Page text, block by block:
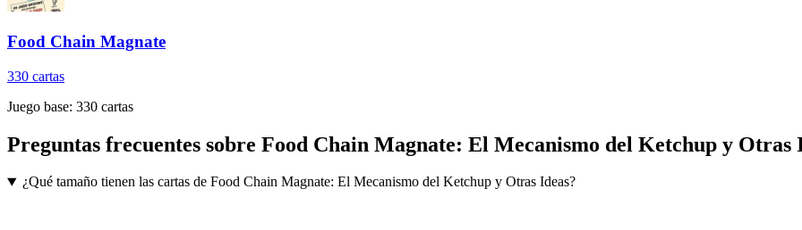
Food Chain Magnate
330 cartas
Juego base: 330 cartas
Preguntas frecuentes sobre Food Chain Magnate: El Mecanismo del Ketchup y Otras
¿Qué tamaño tienen las cartas de Food Chain Magnate: El Mecanismo del Ketchup y Otras Ideas?